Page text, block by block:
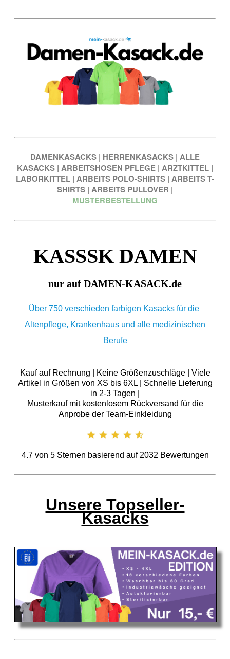
DAMENKASACKS | HERRENKASACKS | ALLE
KASACKS | ARBEITSHOSEN PFLEGE | ARZTKITTEL |
LABORKITTEL | ARBEITS POLO-SHIRTS | ARBEITS T-
SHIRTS | ARBEITS PULLOVER |
MUSTERBESTELLUNG
KASSSK DAMEN
nur auf DAMEN-KASACK.de
Über 750 verschieden farbigen Kasacks für die
Altenpflege, Krankenhaus und alle medizinischen
Berufe
Kauf auf Rechnung | Keine Größenzuschläge | Viele
Artikel in Größen von XS bis 6XL | Schnelle Lieferung
in 2-3 Tagen |
Musterkauf mit kostenlosem Rückversand für die
Anprobe der Team-Einkleidung
4.7von 5Sternen basierend auf 2032 Bewertungen
Unsere Topseller-
Kasacks